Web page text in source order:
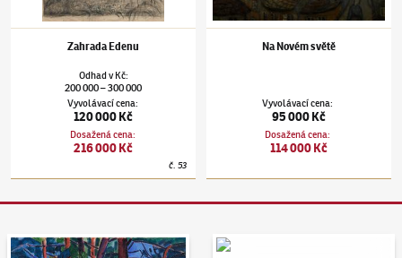
Zahrada Edenu
Odhadv Kč:
200 000–300 000
Vyvolávací cena:
120 000 Kč
Dosažená cena:
216 000 Kč
č.53
Na Novém světě
Vyvolávací cena:
95 000 Kč
Dosažená cena:
114 000 Kč
Aukční den 95 Dražit online - Artslimit